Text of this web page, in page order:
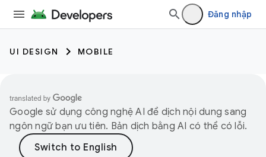
Đăng nhập
UI DESIGN MOBILE
Google sử dụng công nghệ AI để dịch nội dung sang
ngôn ngữ bạn ưu tiên. Bản dịch bằng AI có thể có lỗi.